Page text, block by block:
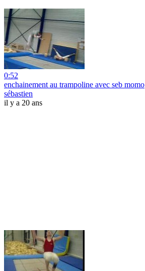
0:52
enchainement au trampoline avec seb momo
sébastien
il y a 20 ans